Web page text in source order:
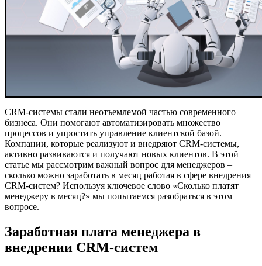
CRM-системы стали неотъемлемой частью современного
бизнеса. Они помогают автоматизировать множество
процессов и упростить управление клиентской базой.
Компании, которые реализуют и внедряют CRM-системы,
активно развиваются и получают новых клиентов. В этой
статье мы рассмотрим важный вопрос для менеджеров –
сколько можно заработать в месяц работая в сфере внедрения
CRM-систем? Используя ключевое слово «Сколько платят
менеджеру в месяц?» мы попытаемся разобраться в этом
вопросе.
Заработная плата менеджера в
внедрении CRM-систем